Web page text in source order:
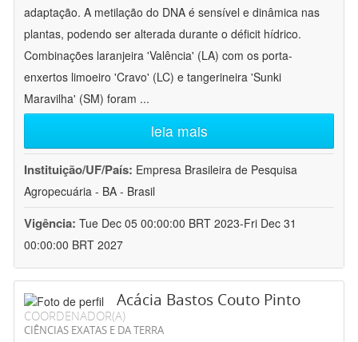
adaptação. A metilação do DNA é sensível e dinâmica nas
plantas, podendo ser alterada durante o déficit hídrico.
Combinações laranjeira 'Valência' (LA) com os porta-
enxertos limoeiro 'Cravo' (LC) e tangerineira 'Sunki
Maravilha' (SM) foram ...
leia mais
Instituição/UF/País: Empresa Brasileira de Pesquisa
Agropecuária - BA - Brasil
Vigência: Tue Dec 05 00:00:00 BRT 2023-Fri Dec 31
00:00:00 BRT 2027
Acácia Bastos Couto Pinto
COORDENADOR(A)
CIÊNCIAS EXATAS E DA TERRA